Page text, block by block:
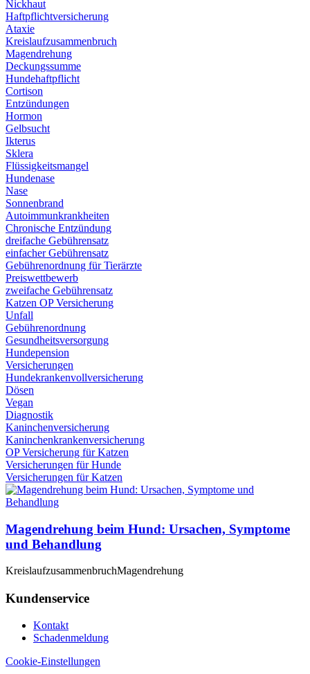
Nickhaut
Haftpflichtversicherung
Ataxie
Kreislaufzusammenbruch
Magendrehung
Deckungssumme
Hundehaftpflicht
Cortison
Entzündungen
Hormon
Gelbsucht
Ikterus
Sklera
Flüssigkeitsmangel
Hundenase
Nase
Sonnenbrand
Autoimmunkrankheiten
Chronische Entzündung
dreifache Gebührensatz
einfacher Gebührensatz
Gebührenordnung für Tierärzte
Preiswettbewerb
zweifache Gebührensatz
Katzen OP Versicherung
Unfall
Gebührenordnung
Gesundheitsversorgung
Hundepension
Versicherungen
Hundekrankenvollversicherung
Dösen
Vegan
Diagnostik
Kaninchenversicherung
Kaninchenkrankenversicherung
OP Versicherung für Katzen
Versicherungen für Hunde
Versicherungen für Katzen
Magendrehung beim Hund: Ursachen, Symptome
und Behandlung
KreislaufzusammenbruchMagendrehung
Kundenservice
Kontakt
Schadenmeldung
Cookie-Einstellungen